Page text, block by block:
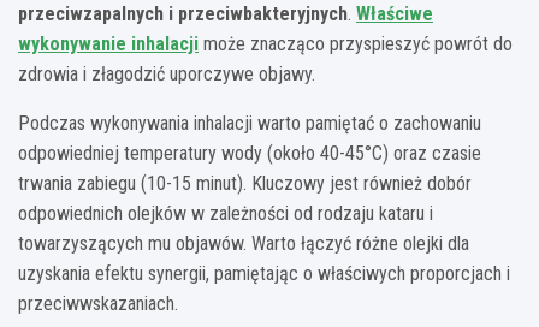
przeciwzapalnych i przeciwbakteryjnych. Właściwe
wykonywanie inhalacji może znacząco przyspieszyć powrót do
zdrowia i złagodzić uporczywe objawy.
Podczas wykonywania inhalacji warto pamiętać o zachowaniu
odpowiedniej temperatury wody (około 40-45°C) oraz czasie
trwania zabiegu (10-15 minut). Kluczowy jest również dobór
odpowiednich olejków w zależności od rodzaju kataru i
towarzyszących mu objawów. Warto łączyć różne olejki dla
uzyskania efektu synergii, pamiętając o właściwych proporcjach i
przeciwwskazaniach.